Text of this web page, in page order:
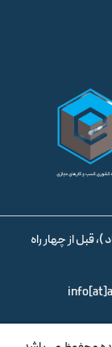
قبل از چهار راه